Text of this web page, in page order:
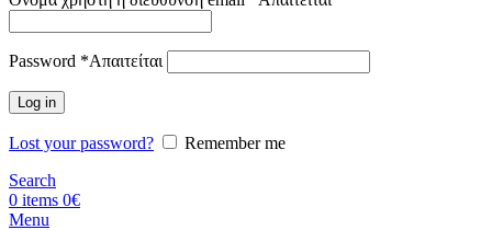
Password *Απαιτείται
Log in
Lost your password?
Remember me
Search
0 items 0€
Menu